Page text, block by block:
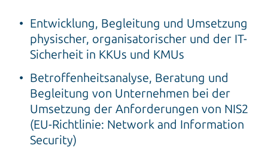
Entwicklung, Begleitung und Umsetzung
physischer, organisatorischer und der IT-
Sicherheit in KKUs und KMUs
Betroffenheitsanalyse, Beratung und
Begleitung von Unternehmen bei der
Umsetzung der Anforderungen von NIS2
(EU-Richtlinie: Network and Information
Security)